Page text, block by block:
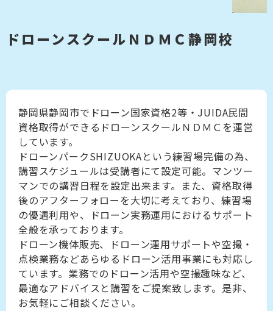
ドローンスクールＮＤＭＣ静岡校
静岡県静岡市でドローン国家資格2等・JUIDA民間
資格取得ができるドローンスクールＮＤＭＣを運営
しています。
ドローンパークSHIZUOKAという練習場完備の為、
講習スケジュールは受講者にて設定可能。マンツー
マンでの講習日程を設定出来ます。また、資格取得
後のアフターフォローを大切に考えており、練習場
の優遇利用や、ドローン実務運用におけるサポート
全般を承っております。
ドローン機体販売、ドローン運用サポートや空撮・
点検業務などあらゆるドローン活用事業にも対応し
ています。業務でのドローン活用や空撮趣味など、
最適なアドバイスと講習をご提案致します。是非、
お気軽にご相談ください。